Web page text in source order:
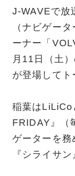
J-WAVEで放
（ナビゲー
ーナー「
月11日（土
が登場してト
稲葉はLiLiCo
FRIDAY』（
ゲーターを務
『シライサ